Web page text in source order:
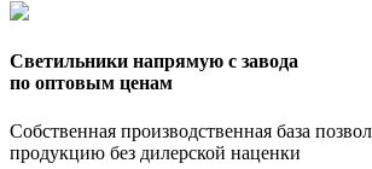
Светильники напрямую с завода
по оптовым ценам
Собственная производственная база
продукцию без дилерской наценки